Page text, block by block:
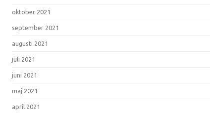
oktober 2021
september 2021
augusti 2021
juli 2021
juni 2021
maj 2021
april 2021